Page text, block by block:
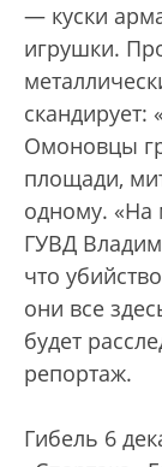
— куски
игрушки.
скандирует:
Омоновцы
площади,
одному. «На
ГУВД
что
они все
будет
репортаж.
Гибель 6